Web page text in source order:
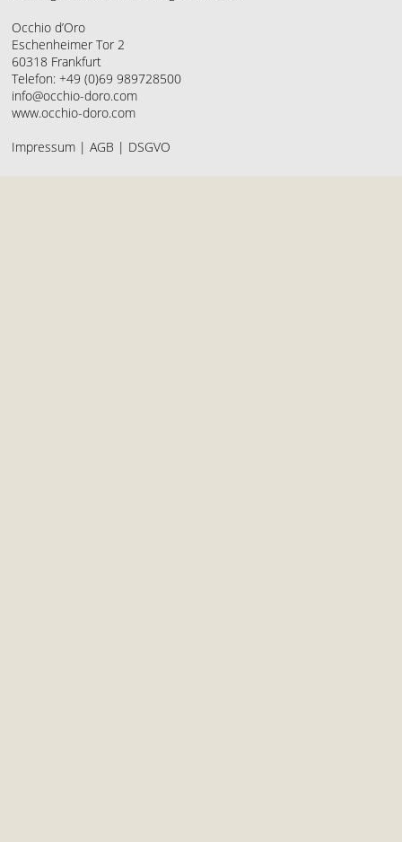
Occhio d’Oro
Eschenheimer Tor 2
60318 Frankfurt
Telefon: +49 (0)69 989728500
info@occhio-doro.com
www.occhio-doro.com
Impressum | AGB | DSGVO